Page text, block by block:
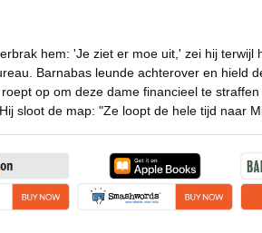
hem: 'Je ziet er moe uit,' zei hij
Barnabas leunde achterover en hield
roept op om deze dame financieel te
sloot de map: "Ze loopt de hele tijd naar